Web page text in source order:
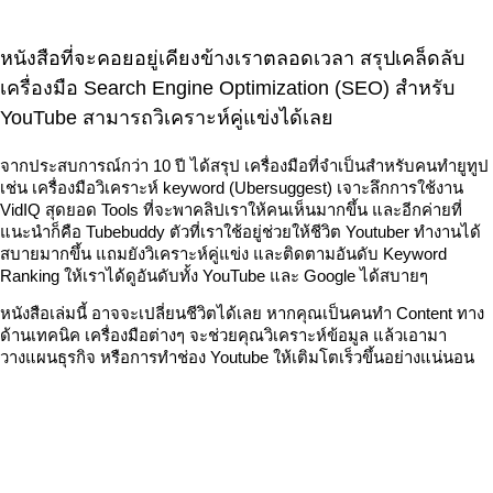
หนังสือที่จะคอยอยู่เคียงข้างเราตลอดเวลา สรุปเคล็ดลับ
เครื่องมือ Search Engine Optimization (SEO) สำหรับ
YouTube สามารถวิเคราะห์คู่แข่งได้เลย
จากประสบการณ์กว่า 10 ปี ได้สรุป เครื่องมือที่จำเป็นสำหรับคนทำยูทูป
เช่น เครื่องมือวิเคราะห์ keyword (Ubersuggest) เจาะลึกการใช้งาน
VidIQ สุดยอด Tools ที่จะพาคลิปเราให้คนเห็นมากขึ้น และอีกค่ายที่
แนะนำก็คือ Tubebuddy ตัวที่เราใช้อยู่ช่วยให้ชีวิต Youtuber ทำงานได้
สบายมากขึ้น แถมยังวิเคราะห์คู่แข่ง และติดตามอันดับ Keyword
Ranking ให้เราได้ดูอันดับทั้ง YouTube และ Google ได้สบายๆ
หนังสือเล่มนี้ อาจจะเปลี่ยนชีวิตได้เลย หากคุณเป็นคนทำ Content ทาง
ด้านเทคนิค เครื่องมือต่างๆ จะช่วยคุณวิเคราะห์ข้อมูล แล้วเอามา
วางแผนธุรกิจ หรือการทำช่อง Youtube ให้เติมโตเร็วขึ้นอย่างแน่นอน